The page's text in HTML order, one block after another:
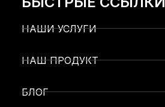
НАШИ УСЛУГИ
НАШ ПРОДУКТ
БЛОГ